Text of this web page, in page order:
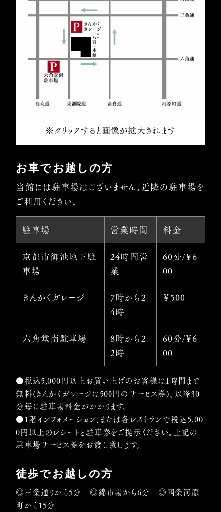
※クリックすると画像が拡大されます
お車でお越しの方
当館には駐車場はございません。近隣の駐車場を
ご利用ください。
駐車場
営業時間
料金
京都市御池地下駐
車場
24時間営
業
60分/￥6
00
きんかくガレージ
7時から2
4時
￥500
六角堂南駐車場
8時から2
2時
60分/￥6
00
●税込5,000円以上お買い上げのお客様は1時間まで
無料(きんかくガレージは500円のサービス券)、以降30
分毎に駐車場料金がかかります。
●1階インフォメーション、または各レストランで税込5,00
0円以上のレシートと駐車券をご提示ください。上記の
駐車場サービス券をお渡し致します。
徒歩でお越しの方
◎三条通りから5分 ◎錦市場から6分 ◎四条河原
町から15分